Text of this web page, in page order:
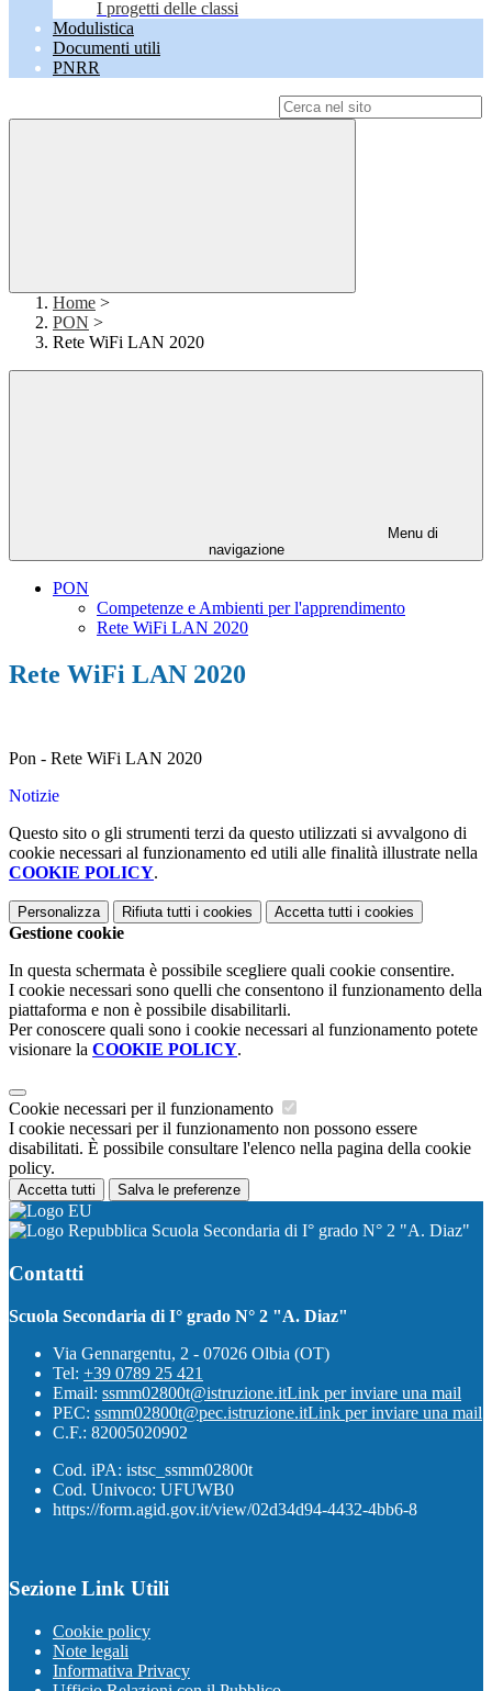
I progetti delle classi
Modulistica
Documenti utili
PNRR
Home >
PON >
Rete WiFi LAN 2020
Menu di
navigazione
PON
Competenze e Ambienti per l'apprendimento
Rete WiFi LAN 2020
Rete WiFi LAN 2020
Pon - Rete WiFi LAN 2020
Notizie
Questo sito o gli strumenti terzi da questo utilizzati si avvalgono di
cookie necessari al funzionamento ed utili alle finalità illustrate nella
COOKIE POLICY.
Personalizza Rifiuta tutti i cookies Accetta tutti i cookies
Gestione cookie
In questa schermata è possibile scegliere quali cookie consentire.
I cookie necessari sono quelli che consentono il funzionamento della
piattaforma e non è possibile disabilitarli.
Per conoscere quali sono i cookie necessari al funzionamento potete
visionare la COOKIE POLICY.
Cookie necessari per il funzionamento
I cookie necessari per il funzionamento non possono essere
disabilitati. È possibile consultare l'elenco nella pagina della cookie
policy.
Accetta tutti Salva le preferenze
Scuola Secondaria di I° grado N° 2 "A. Diaz"
Contatti
Scuola Secondaria di I° grado N° 2 "A. Diaz"
Via Gennargentu, 2 - 07026 Olbia (OT)
Tel: +39 0789 25 421
Email: ssmm02800t@istruzione.itLink per inviare una mail
PEC: ssmm02800t@pec.istruzione.itLink per inviare una mail
C.F.: 82005020902
Cod. iPA: istsc_ssmm02800t
Cod. Univoco: UFUWB0
https://form.agid.gov.it/view/02d34d94-4432-4bb6-8
Sezione Link Utili
Cookie policy
Note legali
Informativa Privacy